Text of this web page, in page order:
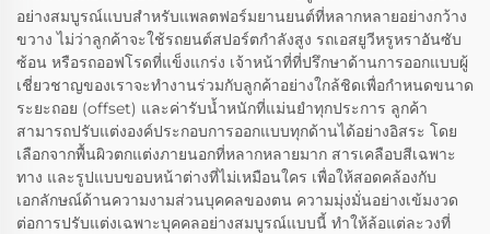
อย่างสมบูรณ์แบบสำหรับแพลตฟอร์มยานยนต์ที่หลากหลายอย่างกว้าง
ขวาง ไม่ว่าลูกค้าจะใช้รถยนต์สปอร์ตกำลังสูง รถเอสยูวีหรูหราอันซับ
ซ้อน หรือรถออฟโรดที่แข็งแกร่ง เจ้าหน้าที่ที่ปรึกษาด้านการออกแบบผู้
เชี่ยวชาญของเราจะทำงานร่วมกับลูกค้าอย่างใกล้ชิดเพื่อกำหนดขนาด
ระยะถอย (offset) และค่ารับน้ำหนักที่แม่นยำทุกประการ ลูกค้า
สามารถปรับแต่งองค์ประกอบการออกแบบทุกด้านได้อย่างอิสระ โดย
เลือกจากพื้นผิวตกแต่งภายนอกที่หลากหลายมาก สารเคลือบสีเฉพาะ
ทาง และรูปแบบขอบหน้าต่างที่ไม่เหมือนใคร เพื่อให้สอดคล้องกับ
เอกลักษณ์ด้านความงามส่วนบุคคลของตน ความมุ่งมั่นอย่างเข้มงวด
ต่อการปรับแต่งเฉพาะบุคคลอย่างสมบูรณ์แบบนี้ ทำให้ล้อแต่ละวงที่